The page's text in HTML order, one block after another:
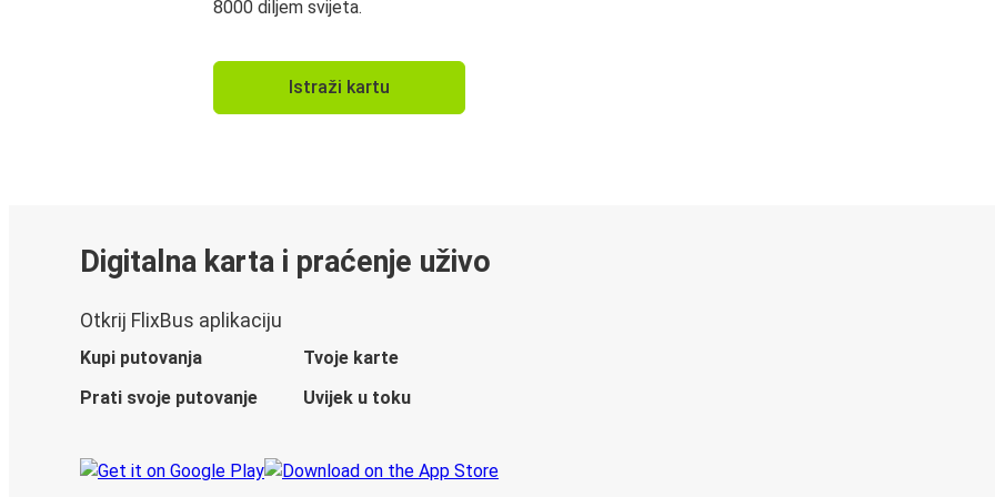
8000 diljem svijeta.
Istraži kartu
Digitalna karta i praćenje uživo
Otkrij FlixBus aplikaciju
Kupi putovanja
Tvoje karte
Prati svoje putovanje
Uvijek u toku